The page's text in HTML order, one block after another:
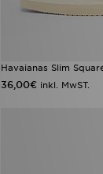
Havaianas Slim
36,00€ inkl. MwST.